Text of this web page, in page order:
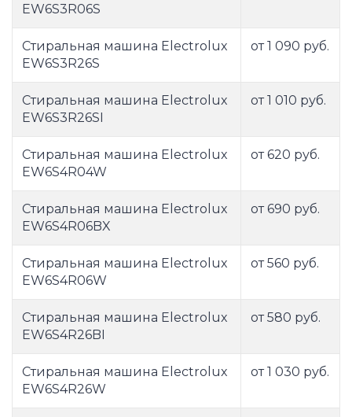
EW6S3R06S
Стиральная машина Electrolux
EW6S3R26S
от 1 090 руб.
Стиральная машина Electrolux
EW6S3R26SI
от 1 010 руб.
Стиральная машина Electrolux
EW6S4R04W
от 620 руб.
Стиральная машина Electrolux
EW6S4R06BX
от 690 руб.
Стиральная машина Electrolux
EW6S4R06W
от 560 руб.
Стиральная машина Electrolux
EW6S4R26BI
от 580 руб.
Стиральная машина Electrolux
EW6S4R26W
от 1 030 руб.